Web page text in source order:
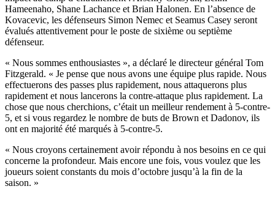
Hameenaho, Shane Lachance et Brian Halonen. En l’absence de
Kovacevic, les défenseurs Simon Nemec et Seamus Casey seront
évalués attentivement pour le poste de sixième ou septième
défenseur.
« Nous sommes enthousiastes », a déclaré le directeur général Tom
Fitzgerald. « Je pense que nous avons une équipe plus rapide. Nous
effectuerons des passes plus rapidement, nous attaquerons plus
rapidement et nous lancerons la contre-attaque plus rapidement. La
chose que nous cherchions, c’était un meilleur rendement à 5-contre-
5, et si vous regardez le nombre de buts de Brown et Dadonov, ils
ont en majorité été marqués à 5-contre-5.
« Nous croyons certainement avoir répondu à nos besoins en ce qui
concerne la profondeur. Mais encore une fois, vous voulez que les
joueurs soient constants du mois d’octobre jusqu’à la fin de la
saison. »